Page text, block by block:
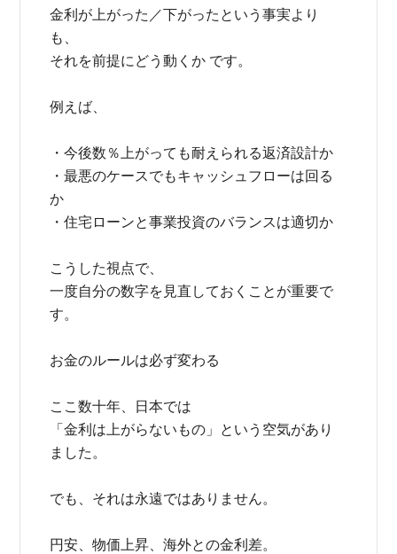
金利が上がった／下がったという事実より
も、
それを前提にどう動くか です。
例えば、
・今後数％上がっても耐えられる返済設計か
・最悪のケースでもキャッシュフローは回る
か
・住宅ローンと事業投資のバランスは適切か
こうした視点で、
一度自分の数字を見直しておくことが重要で
す。
お金のルールは必ず変わる
ここ数十年、日本では
「金利は上がらないもの」という空気があり
ました。
でも、それは永遠ではありません。
円安、物価上昇、海外との金利差。